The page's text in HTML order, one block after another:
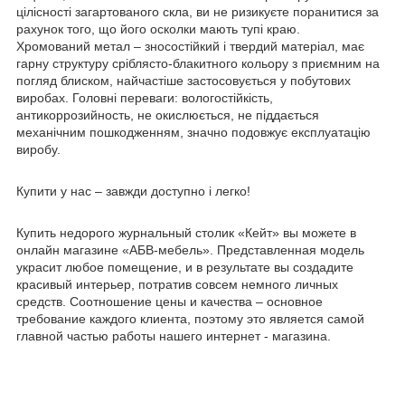
цілісності загартованого скла, ви не ризикуєте поранитися за
рахунок того, що його осколки мають тупі краю.
Хромований метал – зносостійкий і твердий матеріал, має
гарну структуру сріблясто-блакитного кольору з приємним на
погляд блиском, найчастіше застосовується у побутових
виробах. Головні переваги: вологостійкість,
антикоррозийность, не окислюється, не піддається
механічним пошкодженням, значно подовжує експлуатацію
виробу.
Купити у нас – завжди доступно і легко!
Купить недорого журнальный столик «Кейт» вы можете в
онлайн магазине «АБВ-мебель». Представленная модель
украсит любое помещение, и в результате вы создадите
красивый интерьер, потратив совсем немного личных
средств. Соотношение цены и качества – основное
требование каждого клиента, поэтому это является самой
главной частью работы нашего интернет - магазина.